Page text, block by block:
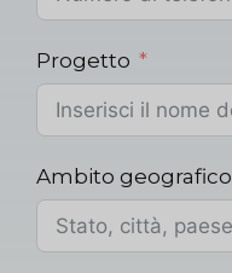
Progetto
Ambito geografico